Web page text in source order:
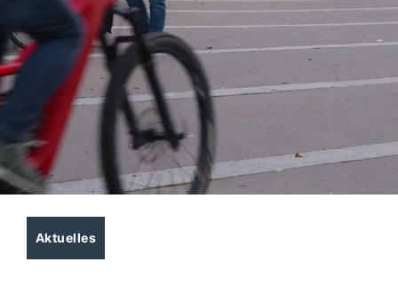
Aktuelles